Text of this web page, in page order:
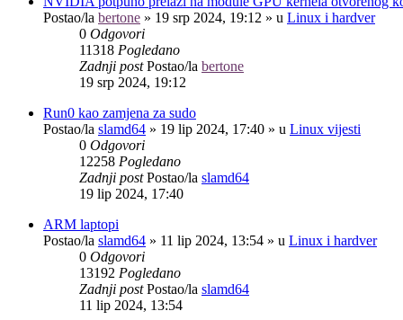
Postao/la bertone » 19 srp 2024, 19:12 » u Linux i hardver
0 Odgovori
11318 Pogledano
Zadnji postPostao/la bertone
19 srp 2024, 19:12
Run0 kao zamjena za sudo
Postao/la slamd64 » 19 lip 2024, 17:40 » u Linux vijesti
0 Odgovori
12258 Pogledano
Zadnji postPostao/la slamd64
19 lip 2024, 17:40
ARM laptopi
Postao/la slamd64 » 11 lip 2024, 13:54 » u Linux i hardver
0 Odgovori
13192 Pogledano
Zadnji postPostao/la slamd64
11 lip 2024, 13:54